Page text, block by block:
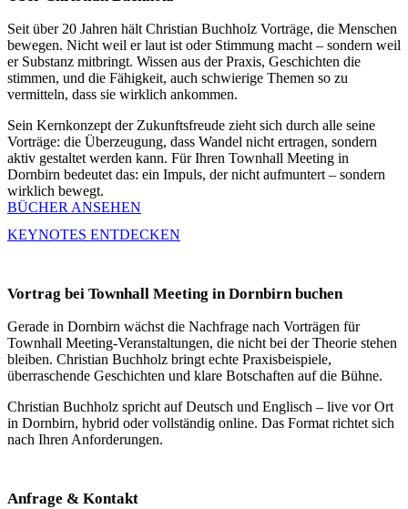
Seit über 20 Jahren hält Christian Buchholz Vorträge, die Menschen
bewegen. Nicht weil er laut ist oder Stimmung macht – sondern weil
er Substanz mitbringt. Wissen aus der Praxis, Geschichten die
stimmen, und die Fähigkeit, auch schwierige Themen so zu
vermitteln, dass sie wirklich ankommen.
Sein Kernkonzept der Zukunftsfreude zieht sich durch alle seine
Vorträge: die Überzeugung, dass Wandel nicht ertragen, sondern
aktiv gestaltet werden kann. Für Ihren Townhall Meeting in
Dornbirn bedeutet das: ein Impuls, der nicht aufmuntert – sondern
wirklich bewegt.
BÜCHER ANSEHEN
KEYNOTES ENTDECKEN
Vortrag bei Townhall Meeting in Dornbirn buchen
Gerade in Dornbirn wächst die Nachfrage nach Vorträgen für
Townhall Meeting-Veranstaltungen, die nicht bei der Theorie stehen
bleiben. Christian Buchholz bringt echte Praxisbeispiele,
überraschende Geschichten und klare Botschaften auf die Bühne.
Christian Buchholz spricht auf Deutsch und Englisch – live vor Ort
in Dornbirn, hybrid oder vollständig online. Das Format richtet sich
nach Ihren Anforderungen.
Anfrage & Kontakt